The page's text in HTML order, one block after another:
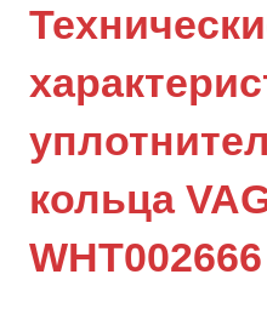
кольца
WHT002666